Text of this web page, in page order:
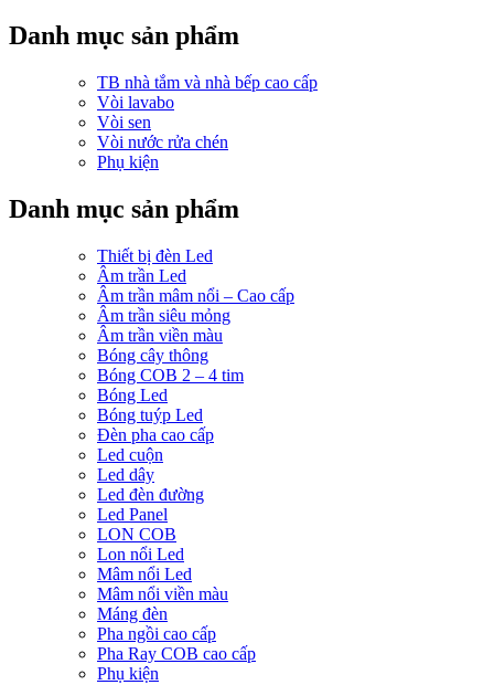
Danh mục sản phẩm
TB nhà tắm và nhà bếp cao cấp
Vòi lavabo
Vòi sen
Vòi nước rửa chén
Phụ kiện
Danh mục sản phẩm
Thiết bị đèn Led
Âm trần Led
Âm trần mâm nổi – Cao cấp
Âm trần siêu mỏng
Âm trần viền màu
Bóng cây thông
Bóng COB 2 – 4 tim
Bóng Led
Bóng tuýp Led
Đèn pha cao cấp
Led cuộn
Led dây
Led đèn đường
Led Panel
LON COB
Lon nổi Led
Mâm nổi Led
Mâm nổi viền màu
Máng đèn
Pha ngồi cao cấp
Pha Ray COB cao cấp
Phụ kiện